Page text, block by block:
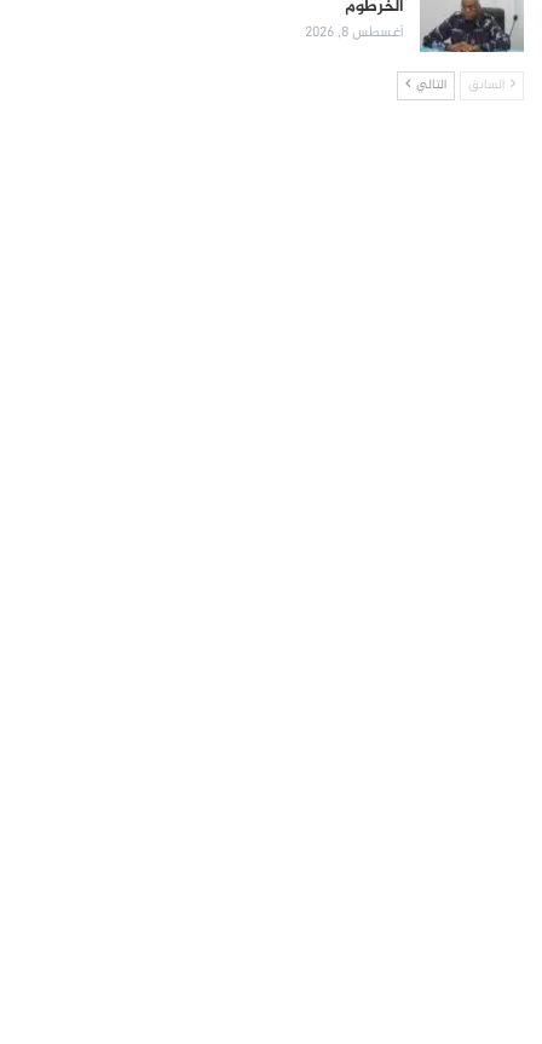
الخرطوم
أغسطس 8, 2026
السابق التالي